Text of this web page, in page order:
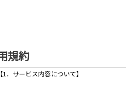
規約
【1．サービス内容について】